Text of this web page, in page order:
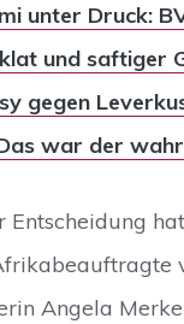
unter Druck:
und saftiger
gegen
war der
Entscheidung
Angela